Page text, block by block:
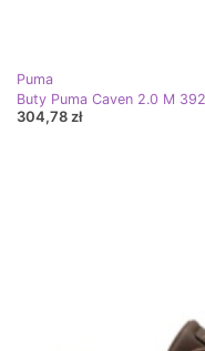
Puma
Buty Puma Caven 2.0 M
304,78 zł